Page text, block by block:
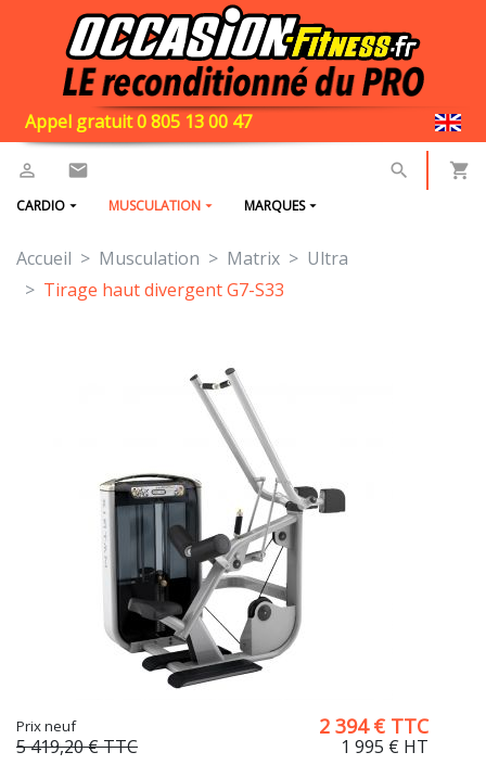
Appel gratuit 0 805 13 00 47
CARDIO MUSCULATION MARQUES
Accueil Musculation Matrix
Ultra
Tirage haut divergent G7-S33
Prix neuf
5 419,20 €TTC
2 394 € TTC
1 995 € HT